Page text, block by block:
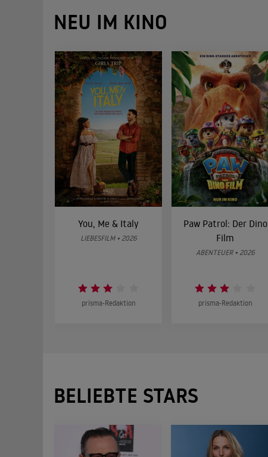
NEU IM KINO
You, Me & Italy
LIEBESFILM • 2026
prisma-Redaktion
Paw Patrol: Der Dino
Film
ABENTEUER • 2026
prisma-Redaktion
BELIEBTE STARS